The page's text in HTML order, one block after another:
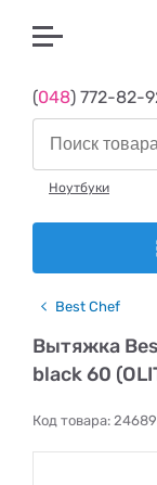
(048) 772-82-
Ноутбуки
Best Chef
Вытяжка
black 60
Код товара: